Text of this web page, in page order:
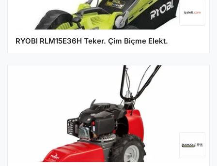
RYOBI RLM15E36H Teker. Çim Biçme Elekt.